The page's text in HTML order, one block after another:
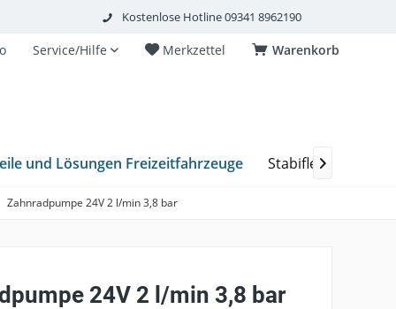
Kostenlose Hotline 09341 8962190
Warenkorb
Merkzettel
Service/Hilfe
und Lösungen Freizeitfahrzeuge Stabiflex
Zahnradpumpe 24V 2 l/min 3,8 bar
24V 2 l/min 3,8 bar